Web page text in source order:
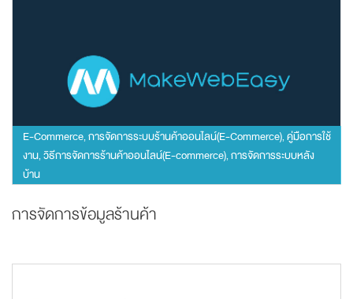
E-Commerce,การจัดการระบบร้านค้าออนไลน์(E-Commerce),คู่มือการใช้
งาน,วิธีการจัดการร้านค้าออนไลน์(E-commerce),การจัดการระบบหลัง
บ้าน
การจัดการข้อมูลร้านค้า